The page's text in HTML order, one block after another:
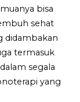
bisa
sehat
didambakan
termasuk
segala
yang